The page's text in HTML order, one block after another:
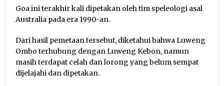
Goa ini terakhir kali dipetakan oleh tim speleologi asal
Australia pada era 1990-an.
Dari hasil pemetaan tersebut, diketahui bahwa Luweng
Ombo terhubung dengan Luweng Kebon, namun
masih terdapat celah dan lorong yang belum sempat
dijelajahi dan dipetakan.